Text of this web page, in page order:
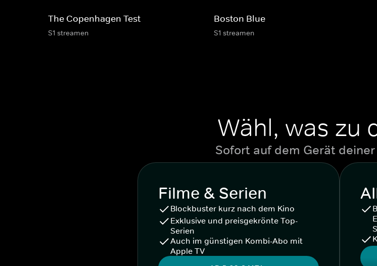
The Copenhagen Test
S1 streamen
Boston Blue
S1 streamen
Wähl, was zu
Sofort auf dem Gerät
Filme & Serien
Blockbuster kurz nach dem Kino
Exklusive und preisgekrönte Top-
Serien
Auch im günstigen Kombi-Abo mit
Apple TV